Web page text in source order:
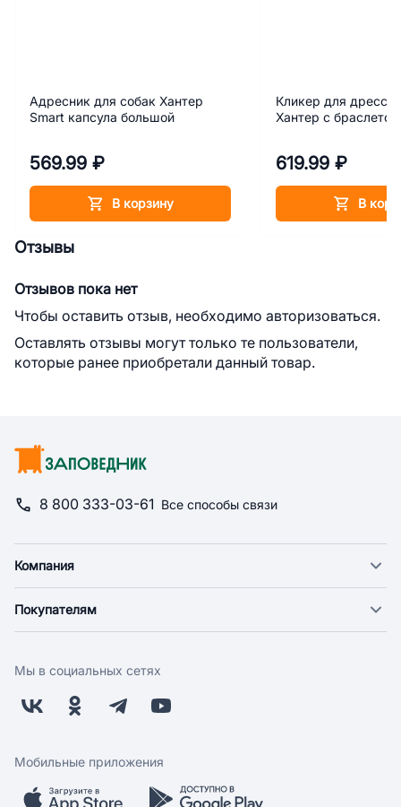
Адресник для собак Хантер
Smart капсула большой
569.99 ₽
В корзину
Кликер для
Хантер с
619.99 ₽
В
Отзывы
Отзывов пока нет
Чтобы оставить отзыв, необходимо авторизоваться.
Оставлять отзывы могут только те пользователи,
которые ранее приобретали данный товар.
8 800 333-03-61 Все способы связи
Компания
Новости
Поставщикам
Заводчикам
Обратная связь
Покупателям
Оплата
Бонусная программа
Скидки и акции
Мобильное приложение
Мы в социальных сетях
Мобильные приложения